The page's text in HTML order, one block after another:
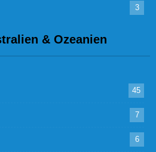
3
& Ozeanien
45
7
6